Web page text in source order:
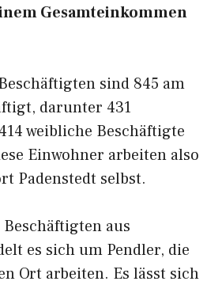
Gesamteinkommen
sind 845 am
darunter 431
weibliche Beschäftigte
Einwohner arbeiten also
Padenstedt selbst.
aus
es sich um Pendler, die
Ort arbeiten. Es lässt sich